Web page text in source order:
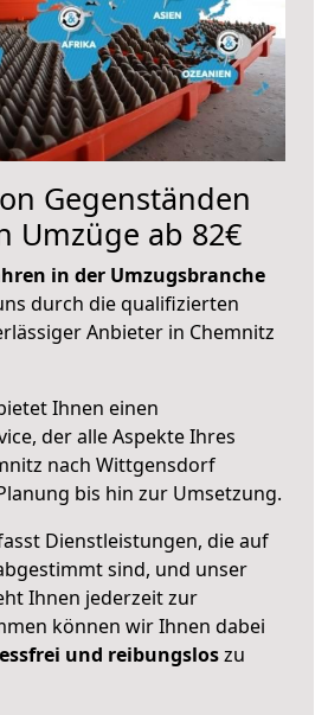
Gegenständen
Umzüge ab 82€
in der Umzugsbranche
durch die qualifizierten
Anbieter in Chemnitz
Ihnen einen
der alle Aspekte Ihres
nach Wittgensdorf
bis hin zur Umsetzung.
Dienstleistungen, die auf
sind, und unser
Ihnen jederzeit zur
können wir Ihnen dabei
und reibungsloszu